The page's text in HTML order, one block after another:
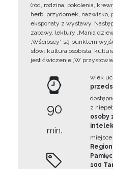
(ród, rodzina, pokolenia,
herb, przydomek, nazwisko,
eksponaty z wystawy.
zabawy, lektury „Mania
„Wścibscy” są punktem
słów: kultura osobista,
jest ćwiczenie „W
90
min.
wiek
z
osoby
miejsce
100